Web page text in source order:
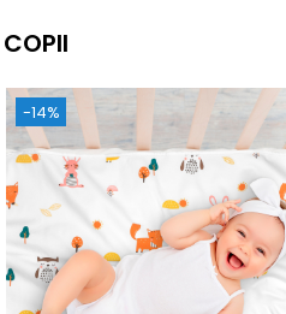
-14%